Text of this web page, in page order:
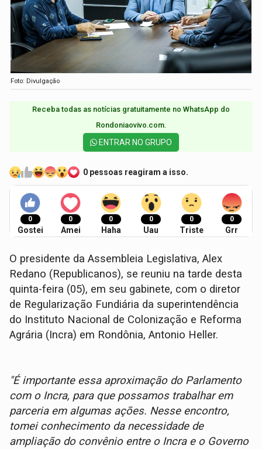
Foto: Divulgação
Receba todas as notícias gratuitamente no WhatsApp do
Rondoniaovivo.com.​
ENTRAR NO GRUPO
0 pessoas reagiram a isso.
0
Gostei
0
Amei
0
Haha
0
Uau
0
Triste
0
Grr
O presidente da Assembleia Legislativa, Alex
Redano (Republicanos), se reuniu na tarde desta
quinta-feira (05), em seu gabinete, com o diretor
de Regularização Fundiária da superintendência
do Instituto Nacional de Colonização e Reforma
Agrária (Incra) em Rondônia, Antonio Heller.
"É importante essa aproximação do Parlamento
com o Incra, para que possamos trabalhar em
parceria em algumas ações. Nesse encontro,
tomei conhecimento da necessidade de
ampliação do convênio entre o Incra e o Governo